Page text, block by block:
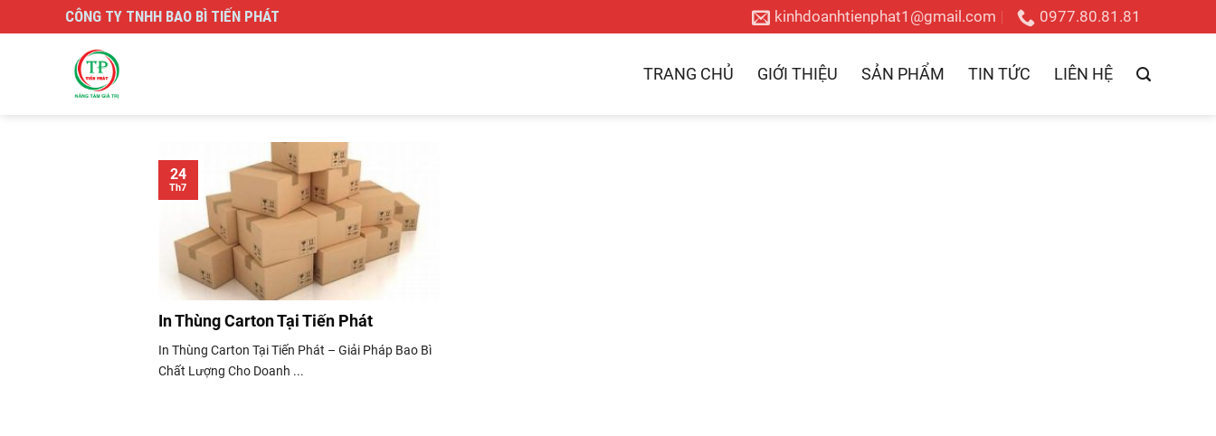
to
CÔNG TY TNHH BAO BÌ TIẾN PHÁT kinhdoanhtienphat1@gmail.com 0977.80.81.81
TRANG CHỦ GIỚI THIỆU SẢN PHẨM TIN TỨC LIÊN HỆ
In Thùng Carton Tại Tiến Phát
In Thùng Carton Tại Tiến Phát – Giải Pháp Bao Bì
Chất Lượng Cho Doanh ...
24
Th7